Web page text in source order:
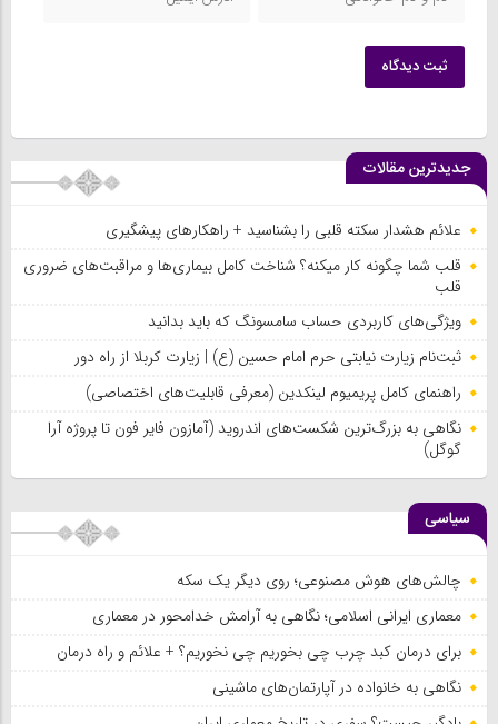
ثبت دیدگاه
جدیدترین مقالات
علائم هشدار سکته قلبی را بشناسید + راهکارهای پیشگیری
قلب شما چگونه کار میکنه؟ شناخت کامل بیماری‌ها و مراقبت‌های ضروری
قلب
ویژگی‌های کاربردی حساب سامسونگ که باید بدانید
ثبت‌نام زیارت نیابتی حرم امام حسین (ع) | زیارت کربلا از راه دور
راهنمای کامل پریمیوم لینکدین (معرفی قابلیت‌های اختصاصی)
نگاهی به بزرگ‌ترین شکست‌‌های اندروید (آمازون فایر فون تا پروژه آرا
گوگل)
سیاسی
چالش‌های هوش مصنوعی؛ روی دیگر یک سکه
معماری ایرانی اسلامی؛ نگاهی به آرامش خدامحور در معماری
برای درمان کبد چرب چی بخوریم چی نخوریم؟ + علائم و راه درمان
نگاهی به خانواده در آپارتمان‌های ماشینی